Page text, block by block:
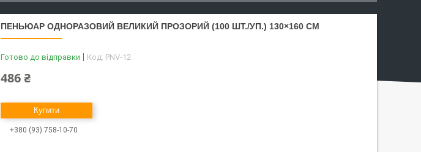
ПЕНЬЮАР ОДНОРАЗОВИЙ ВЕЛИКИЙ ПРОЗОРИЙ (100 ШТ./УП.) 130×160 СМ
Готово до відправки Код: PNV-12
486 ₴
Купити
+380 (93) 758-10-70